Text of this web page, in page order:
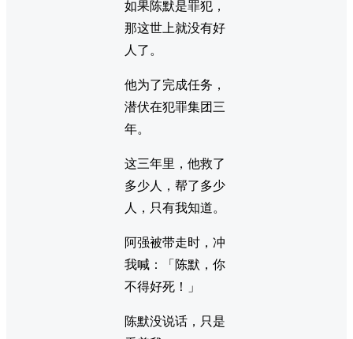
如果陈默是罪犯，
那这世上就没有好
人了。
他为了完成任务，
潜伏在犯罪集团三
年。
这三年里，他救了
多少人，帮了多少
人，只有我知道。
阿强被带走时，冲
我喊：「陈默，你
不得好死！」
陈默没说话，只是